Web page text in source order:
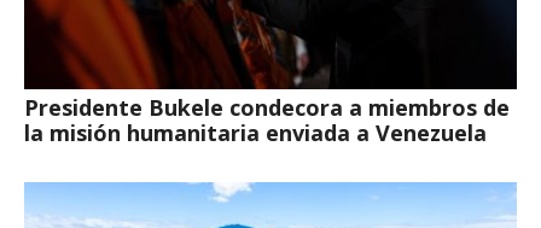
Presidente Bukele condecora a miembros de
la misión humanitaria enviada a Venezuela